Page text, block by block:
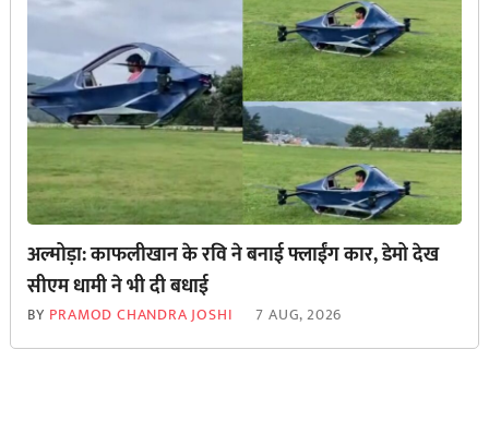
अल्मोड़ा: काफलीखान के रवि ने बनाई फ्लाईंग कार, डेमो देख
सीएम धामी ने भी दी बधाई
BY PRAMOD CHANDRA JOSHI 7 AUG, 2026